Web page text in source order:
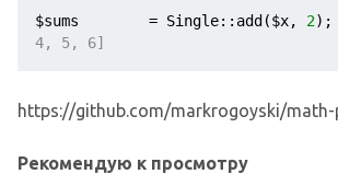
$sums
        = Single::add(
$x, 2
4, 5, 6]
https://github.com/markrogoyski/math-
Рекомендую к просмотру